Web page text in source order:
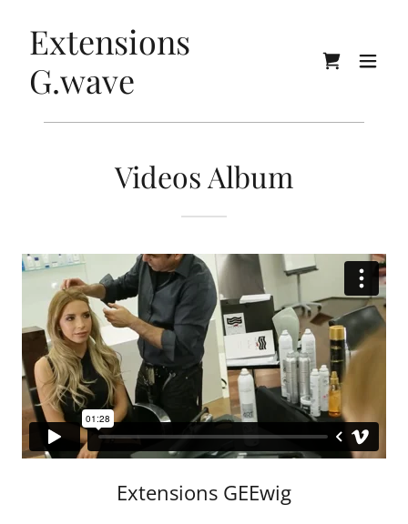
Extensions
G.wave
Videos Album
Extensions GEEwig